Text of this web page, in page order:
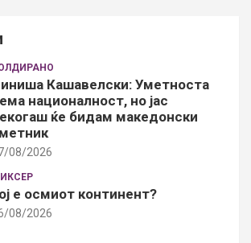
Кашавелски: Уметноста
националност, но јас
ќе бидам македонски
08/2026
е осмиот континент?
08/2026